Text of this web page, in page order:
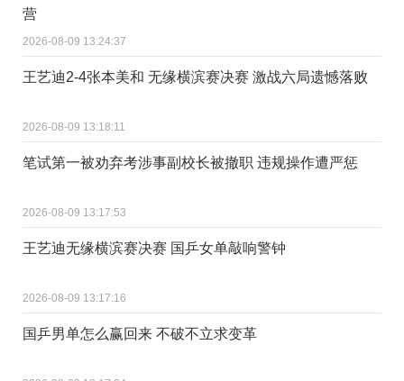
营
2026-08-09 13:24:37
王艺迪2-4张本美和 无缘横滨赛决赛 激战六局遗憾落败
2026-08-09 13:18:11
笔试第一被劝弃考涉事副校长被撤职 违规操作遭严惩
2026-08-09 13:17:53
王艺迪无缘横滨赛决赛 国乒女单敲响警钟
2026-08-09 13:17:16
国乒男单怎么赢回来 不破不立求变革